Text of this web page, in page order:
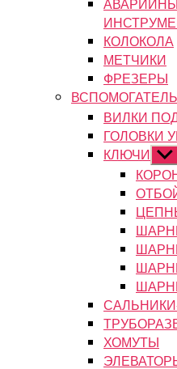
КОЛОКОЛА
МЕТЧИКИ
ФРЕЗЕРЫ
ВИЛКИ
ГОЛОВКИ
КЛЮЧИ
ХОМУТЫ